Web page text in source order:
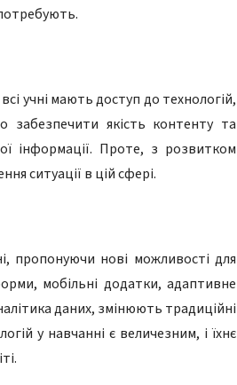
учні мають доступ до технологій,
якість контенту та
інформації. Проте, з розвитком
ситуації в цій сфері.
пропонуючи нові можливості для
мобільні додатки, адаптивне
даних, змінюють традиційні
у навчанні є величезним, і їхнє